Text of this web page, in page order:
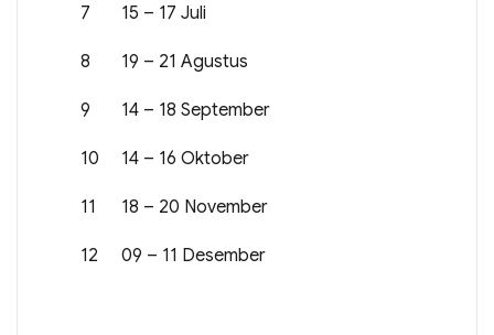
7 15 – 17 Juli
8 19 – 21 Agustus
9 14 – 18 September
10 14 – 16 Oktober
11 18 – 20 November
12 09 – 11 Desember